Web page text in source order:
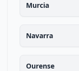
Murcia
Navarra
Ourense